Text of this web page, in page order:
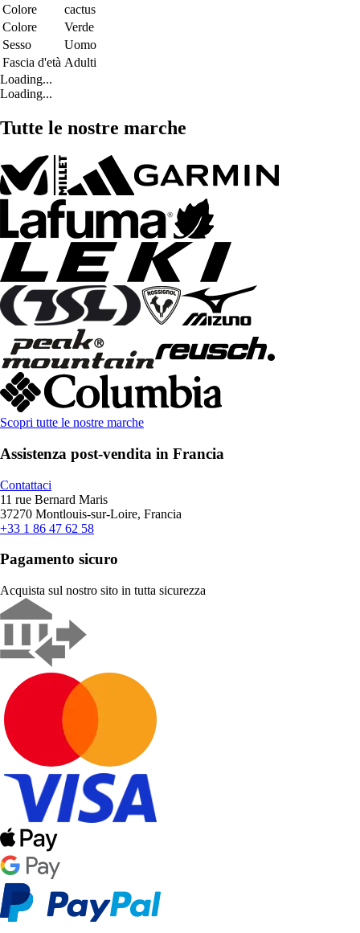
Colore
cactus
Colore
Verde
Sesso
Uomo
Fascia d'età Adulti
Loading...
Loading...
Tutte le nostre marche
Scopri tutte le nostre marche
Assistenza post-vendita in Francia
Contattaci
11 rue Bernard Maris
37270 Montlouis-sur-Loire, Francia
+33 1 86 47 62 58
Pagamento sicuro
Acquista sul nostro sito in tutta sicurezza